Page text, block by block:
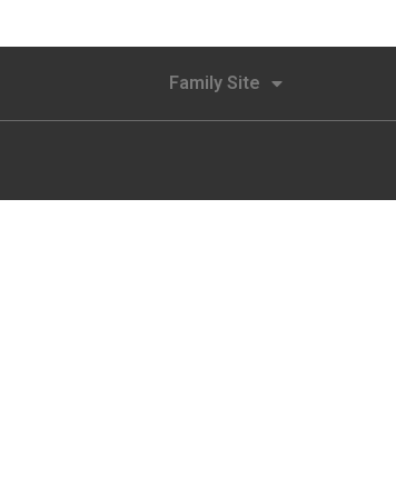
Family Site